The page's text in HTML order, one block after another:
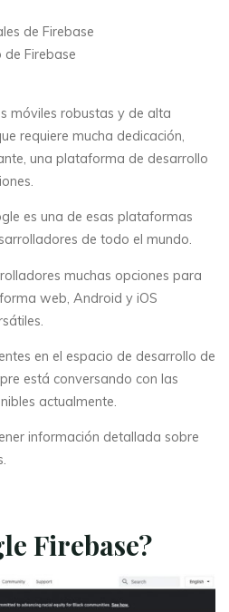
de Firebase
Firebase
móviles robustas y de alta
requiere mucha dedicación,
una plataforma de desarrollo
es una de esas plataformas
de todo el mundo.
muchas opciones para
web, Android y iOS
en el espacio de desarrollo de
está conversando con las
actualmente.
información detallada sobre
Firebase?